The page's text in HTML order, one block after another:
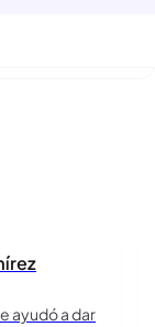
ayudó a dar